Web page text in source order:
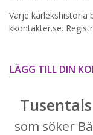
Varje kärlekshistoria
kkontakter.se.
LÄGG TILL DIN
som söker